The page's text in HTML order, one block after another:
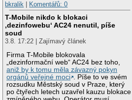
bkralik
Komentářů: 0
T-Mobile nikdo k blokaci
‚dezinfowebu‘ AC24 nenutil, píše
soud
3.8. 17:22 | Zajímavý článek
Firma T-Mobile blokovala
„dezinformační web“ AC24 bez toho,
aniž by k tomu měla závazný pokyn
orgánů veřejné moci . Píše to ve svém
rozsudku Městský soud v Praze, který
po čtyřech letech uzavřel kauzu blokace